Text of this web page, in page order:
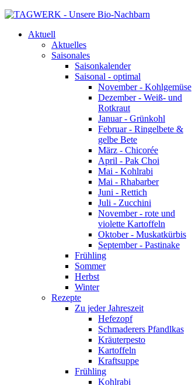
Aktuell
Aktuelles
Saisonales
Saisonkalender
Saisonal - optimal
November - Kohlgemüse
Dezember - Weiß- und
Rotkraut
Januar - Grünkohl
Februar - Ringelbete &
gelbe Bete
März - Chicorée
April - Pak Choi
Mai - Kohlrabi
Mai - Rhabarber
Juni - Rettich
Juli - Zucchini
November - rote und
violette Kartoffeln
Oktober - Muskatkürbis
September - Pastinake
Frühling
Sommer
Herbst
Winter
Rezepte
Zu jeder Jahreszeit
Hefezopf
Schmaderers Pfandlkas
Kräuterpesto
Kartoffeln
Kraftsuppe
Frühling
Kohlrabi